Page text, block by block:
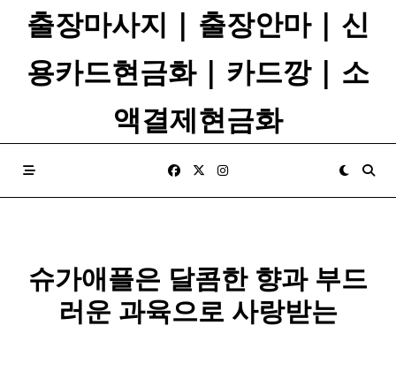
출장마사지 | 출장안마 | 신
용카드현금화 | 카드깡 | 소
액결제현금화
슈가애플은 달콤한 향과 부드
러운 과육으로 사랑받는